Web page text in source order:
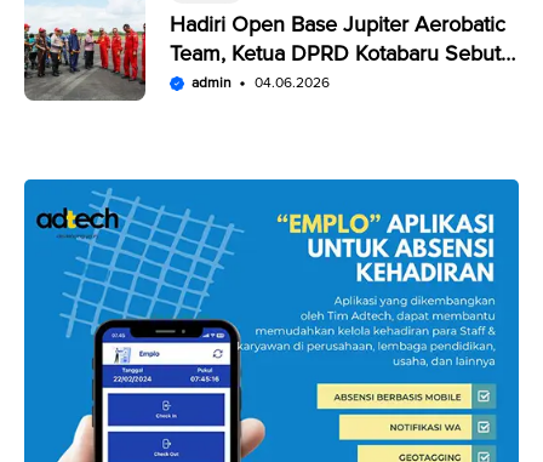
Hadiri Open Base Jupiter Aerobatic
Team, Ketua DPRD Kotabaru Sebut
Penampilan JAT Luar Biasa
admin 04.06.2026